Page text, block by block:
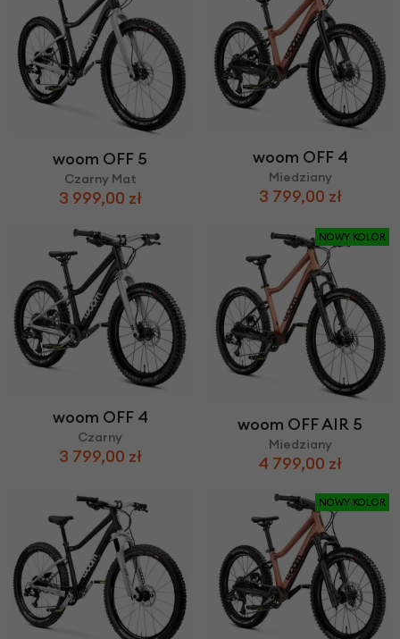
woom OFF 5
Czarny Mat
3 999,00 zł
woom OFF 4
Miedziany
3 799,00 zł
woom OFF 4
Czarny
3 799,00 zł
NOWY KOLOR
woom OFF AIR 5
Miedziany
4 799,00 zł
NOWY KOLOR